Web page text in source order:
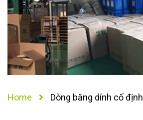
Home Dòng băng dính cố định